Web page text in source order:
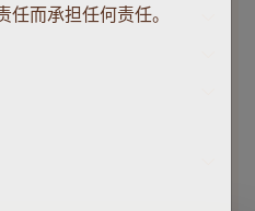
而承担任何责任。